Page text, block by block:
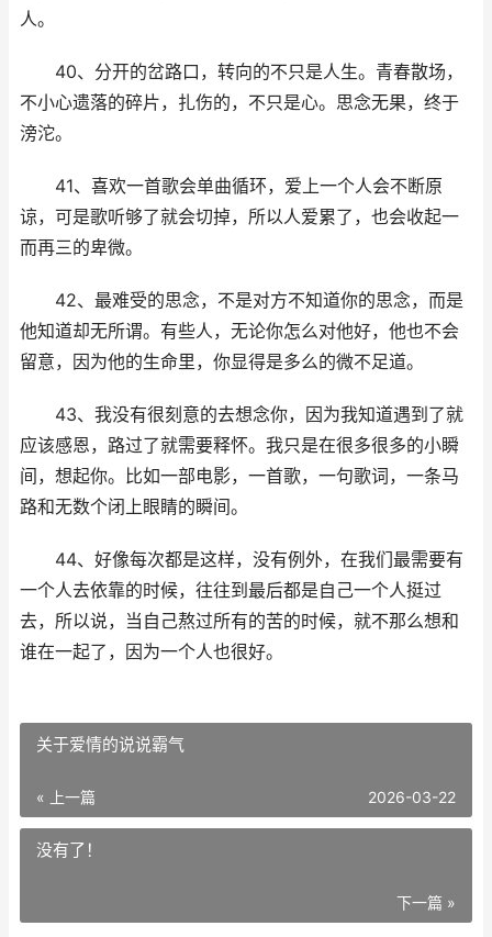
人。
40、分开的岔路口，转向的不只是人生。青春散场，
不小心遗落的碎片，扎伤的，不只是心。思念无果，终于
滂沱。
41、喜欢一首歌会单曲循环，爱上一个人会不断原
谅，可是歌听够了就会切掉，所以人爱累了，也会收起一
而再三的卑微。
42、最难受的思念，不是对方不知道你的思念，而是
他知道却无所谓。有些人，无论你怎么对他好，他也不会
留意，因为他的生命里，你显得是多么的微不足道。
43、我没有很刻意的去想念你，因为我知道遇到了就
应该感恩，路过了就需要释怀。我只是在很多很多的小瞬
间，想起你。比如一部电影，一首歌，一句歌词，一条马
路和无数个闭上眼睛的瞬间。
44、好像每次都是这样，没有例外，在我们最需要有
一个人去依靠的时候，往往到最后都是自己一个人挺过
去，所以说，当自己熬过所有的苦的时候，就不那么想和
谁在一起了，因为一个人也很好。
​关于爱情的说说霸气
« 上一篇 2026-03-22
没有了！
下一篇 »